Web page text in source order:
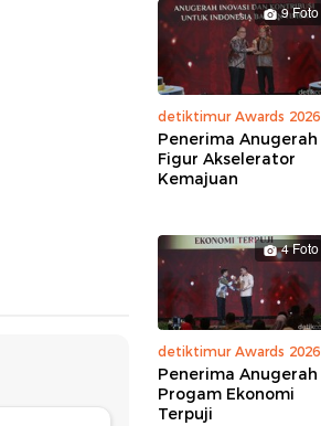
9 Foto
detiktimur Awards 2026
Penerima Anugerah
Figur Akselerator
Kemajuan
4 Foto
detiktimur Awards 2026
Penerima Anugerah
Progam Ekonomi
Terpuji